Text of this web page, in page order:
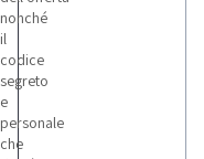
nonché
il
codice
segreto
e
personale
che